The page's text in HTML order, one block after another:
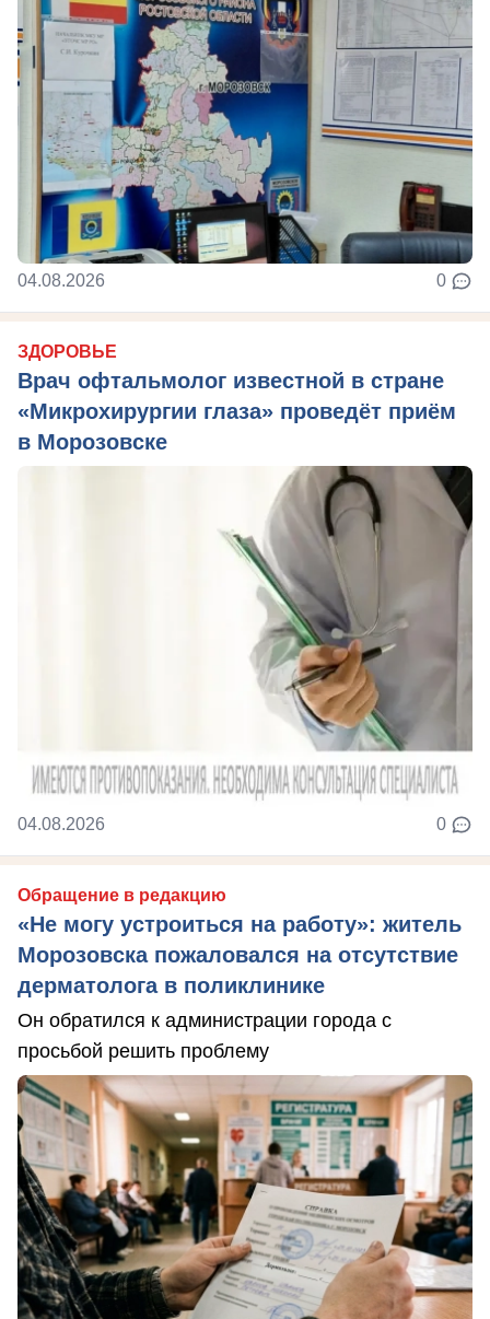
04.08.2026 0
ЗДОРОВЬЕ
Врач офтальмолог известной в стране
«Микрохирургии глаза» проведёт приём
в Морозовске
04.08.2026 0
Обращение в редакцию
«Не могу устроиться на работу»: житель
Морозовска пожаловался на отсутствие
дерматолога в поликлинике
Он обратился к администрации города с
просьбой решить проблему